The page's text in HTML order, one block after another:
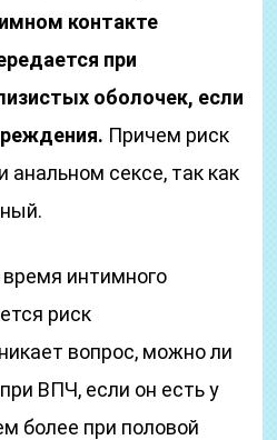
контакте
при
оболочек, если
Причем риск
сексе, так как
интимного
риск
вопрос, можно ли
ВПЧ, если он есть у
более при половой